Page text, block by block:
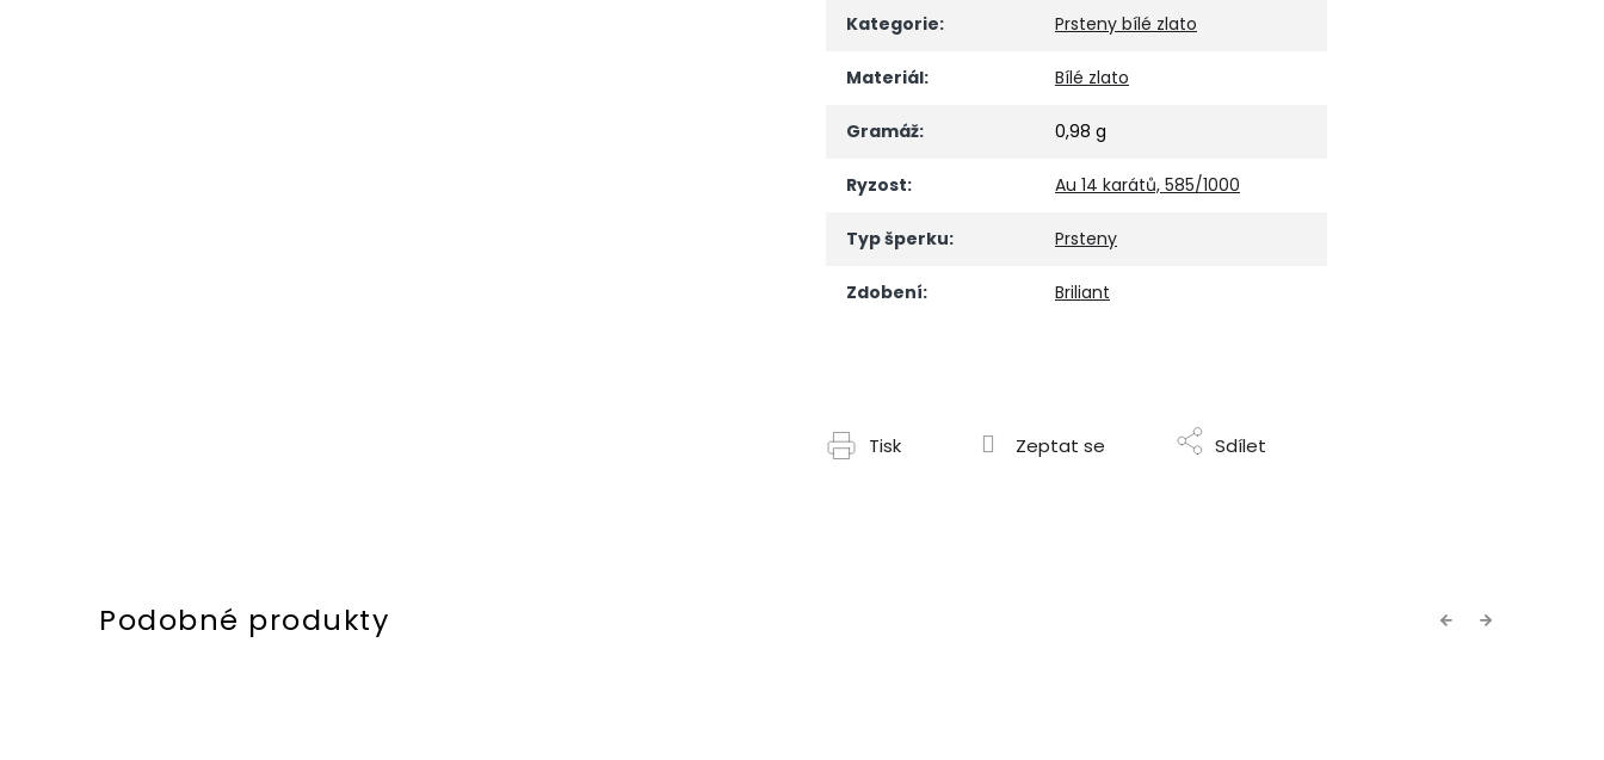
Kategorie: Prsteny bílé zlato
Materiál: Bílé zlato
Gramáž: 0,98 g
Ryzost: Au 14 karátů, 585/1000
Typ šperku: Prsteny
Zdobení: Briliant
Tisk Zeptat se Sdílet
Previous
Next